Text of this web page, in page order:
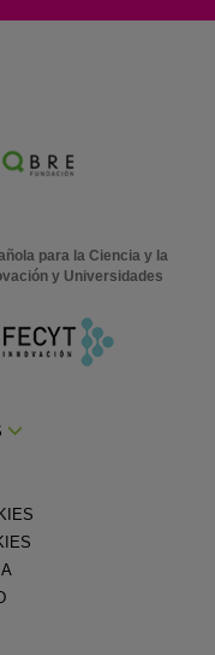
para la Ciencia y la
y Universidades